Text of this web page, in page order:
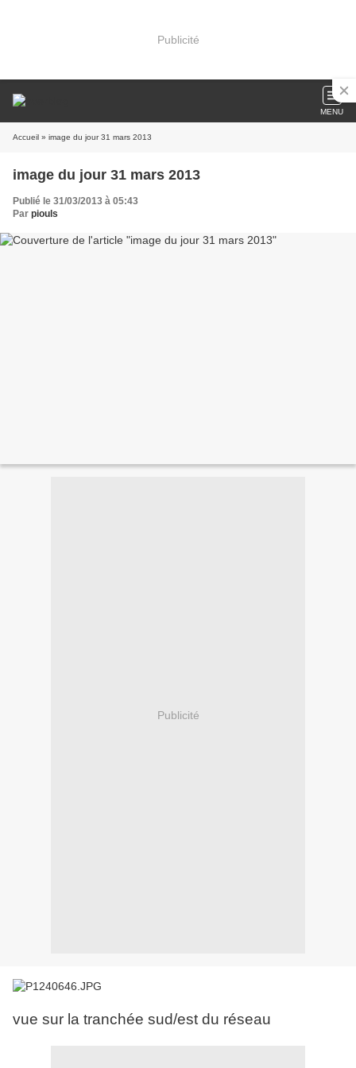
Publicité
MENU
Accueil » image du jour 31 mars 2013
image du jour 31 mars 2013
Publié le 31/03/2013 à 05:43
Par piouls
Publicité
vue sur la tranchée sud/est du réseau